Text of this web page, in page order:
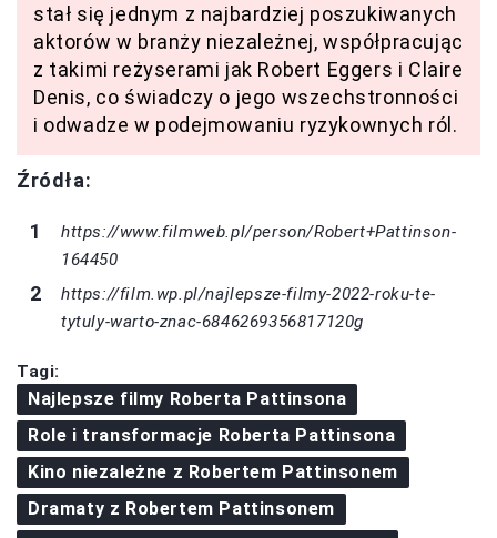
stał się jednym z najbardziej poszukiwanych
aktorów w branży niezależnej, współpracując
z takimi reżyserami jak Robert Eggers i Claire
Denis, co świadczy o jego wszechstronności
i odwadze w podejmowaniu ryzykownych ról.
Źródła:
https://www.filmweb.pl/person/Robert+Pattinson-
164450
https://film.wp.pl/najlepsze-filmy-2022-roku-te-
tytuly-warto-znac-6846269356817120g
Tagi:
Najlepsze filmy Roberta Pattinsona
Role i transformacje Roberta Pattinsona
Kino niezależne z Robertem Pattinsonem
Dramaty z Robertem Pattinsonem